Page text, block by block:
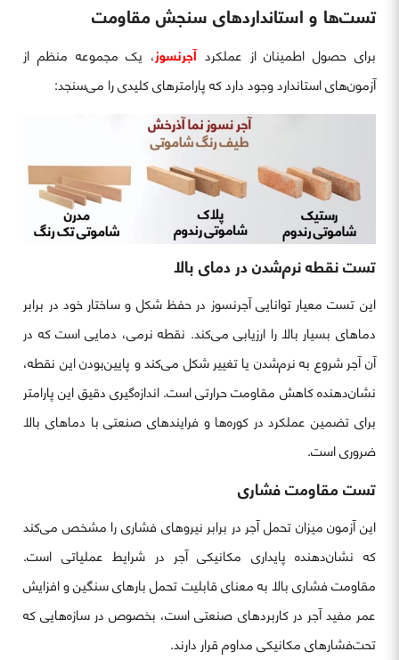
تست‌ها و استانداردهای سنجش مقاومت
برای حصول اطمینان از عملکردآجرنسوز، یک مجموعه منظم از
آزمون‌های استاندارد وجود دارد که پارامترهای کلیدی را می‌سنجد:
تست نقطه نرم‌شدن در دمای بالا
این تست معیار توانایی آجرنسوز در حفظ شکل و ساختار خود در برابر
دماهای بسیار بالا را ارزیابی می‌کند. نقطه نرمی، دمایی است که در
آن آجر شروع به نرم‌شدن یا تغییر شکل می‌کند و پایین‌بودن این نقطه،
نشان‌دهنده کاهش مقاومت حرارتی است. اندازه‌گیری دقیق این پارامتر
برای تضمین عملکرد در کوره‌ها و فرایندهای صنعتی با دماهای بالا
ضروری است.
تست مقاومت فشاری
این آزمون میزان تحمل آجر در برابر نیروهای فشاری را مشخص می‌کند
که نشان‌دهنده پایداری مکانیکی آجر در شرایط عملیاتی است.
مقاومت فشاری بالا به معنای قابلیت تحمل بارهای سنگین و افزایش
عمر مفید آجر در کاربردهای صنعتی است، بخصوص در سازه‌هایی که
تحت‌فشارهای مکانیکی مداوم قرار دارند.